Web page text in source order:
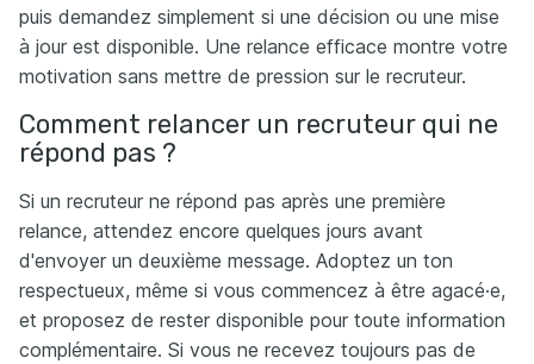
puis demandez simplement si une décision ou une mise
à jour est disponible. Une relance efficace montre votre
motivation sans mettre de pression sur le recruteur.
Comment relancer un recruteur qui ne
répond pas ?
Si un recruteur ne répond pas après une première
relance, attendez encore quelques jours avant
d'envoyer un deuxième message. Adoptez un ton
respectueux, même si vous commencez à être agacé·e,
et proposez de rester disponible pour toute information
complémentaire. Si vous ne recevez toujours pas de